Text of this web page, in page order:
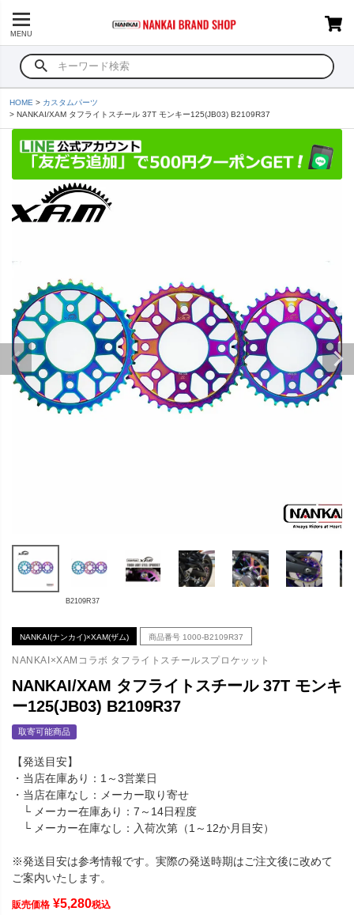
MENU
HOME
カスタムパーツ
NANKAI/XAM タフライトスチール 37T モンキー125(JB03) B2109R37
B2109R37
NANKAI(ナンカイ)×XAM(ザム) 商品番号 1000-B2109R37
NANKAI×XAMコラボ タフライトスチールスプロケッット
NANKAI/XAM タフライトスチール 37T モンキ
ー125(JB03) B2109R37
取寄可能商品
【発送目安】
・当店在庫あり：1～3営業日
・当店在庫なし：メーカー取り寄せ
└ メーカー在庫あり：7～14日程度
└ メーカー在庫なし：入荷次第（1～12か月目安）
※発送目安は参考情報です。実際の発送時期はご注文後に改めて
ご案内いたします。
販売価格 ¥5,280税込